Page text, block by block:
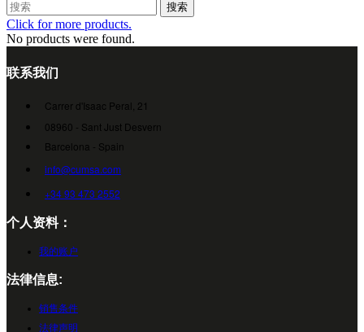
搜索
Click for more products.
No products were found.
联系我们
Carrer d'Isaac Peral, 21
08960 - Sant Just Desvern
Barcelona - Spain
info@cumsa.com
+34 93 473 2552
个人资料：
我的账户
法律信息:
销售条件
法律声明